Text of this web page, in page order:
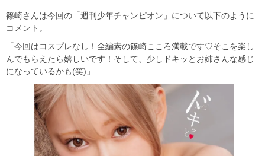
篠崎さんは今回の「週刊少年チャンピオン」について以下のように
コメント。
「今回はコスプレなし！全編素の篠崎こころ満載です♡そこを楽し
んでもらえたら嬉しいです！そして、少しドキッとお姉さんな感じ
になっているかも(笑)」